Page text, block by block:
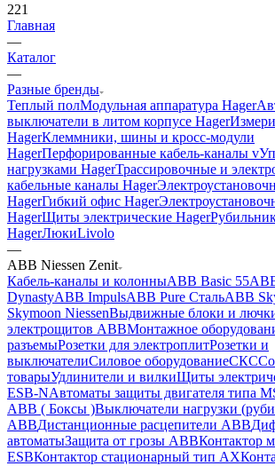
221
Главная
—
Каталог
—
Разные бренды
Теплый полМодульная аппаратура Hager
выключатели в литом корпусе Hager
HagerКлеммники, шины и кросс-модули
HagerПерфорированные кабель-каналы v
нагрузками HagerТрассировочные и
кабельные каналы Hager
HagerГибкий офис Hager
HagerЩиты электрические Hager
HagerЛюкиLivolo
—
ABB Niessen Zenit
Кабель-каналы и колонныABB Basic 55
DynastyABB ImpulsABB Pure СтальABB
Skymoon NiessenВыдвижные блоки и
электрощитов АВВМонтажное
разъемыРозетки для электроплитРозетки и
выключателиСиловое оборудованиеСКС
товарыУдлинители и вилкиЩиты
ESB-NАвтоматы защиты двигателя типа
ABB ( Боксы )Выключатели нагрузки
ABBДистанционные расцепители ABB
автоматыЗащита от грозы ABBКонтактор
ESBКонтактор стационарный тип AX